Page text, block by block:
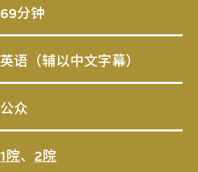
69分钟
英语（辅以中文字幕）
公众
1院、 2院